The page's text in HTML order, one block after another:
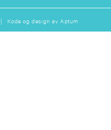
Kode og design avAptum